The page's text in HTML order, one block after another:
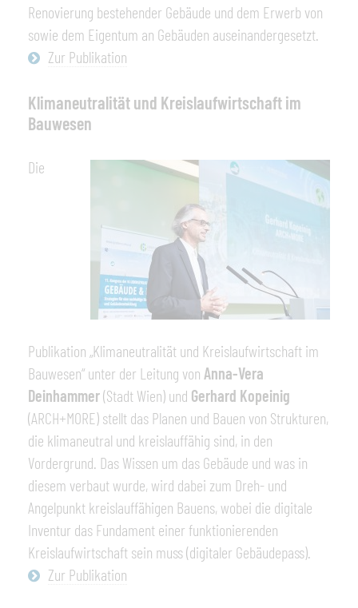
Renovierung bestehender Gebäude und dem Erwerb von
sowie dem Eigentum an Gebäuden auseinandergesetzt.
Zur Publikation
Klimaneutralität und Kreislaufwirtschaft im
Bauwesen
Die
Publikation „Klimaneutralität und Kreislaufwirtschaft im
Bauwesen“ unter der Leitung von Anna-Vera
Deinhammer(Stadt Wien) und Gerhard Kopeinig
(ARCH+MORE) stellt das Planen und Bauen von Strukturen,
die klimaneutral und kreislauffähig sind, in den
Vordergrund. Das Wissen um das Gebäude und was in
diesem verbaut wurde, wird dabei zum Dreh- und
Angelpunkt kreislauffähigen Bauens, wobei die digitale
Inventur das Fundament einer funktionierenden
Kreislaufwirtschaft sein muss (digitaler Gebäudepass).
Zur Publikation